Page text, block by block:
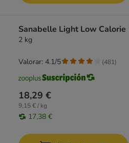
Sanabelle Light Low Calorie
2 kg
18,29 €
9,15 € / kg
17,38 €
Valorar: 4.1/5 (481)